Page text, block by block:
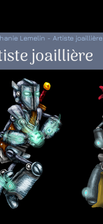
Lemelin - Artiste joaillière
joaillière